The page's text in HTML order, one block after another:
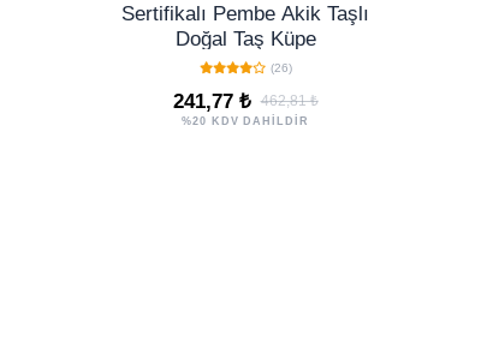
Sertifikalı Pembe Akik Taşlı
Doğal Taş Küpe
(26)
241,77 ₺ 462,81 ₺
%20 KDV DAHİLDİR